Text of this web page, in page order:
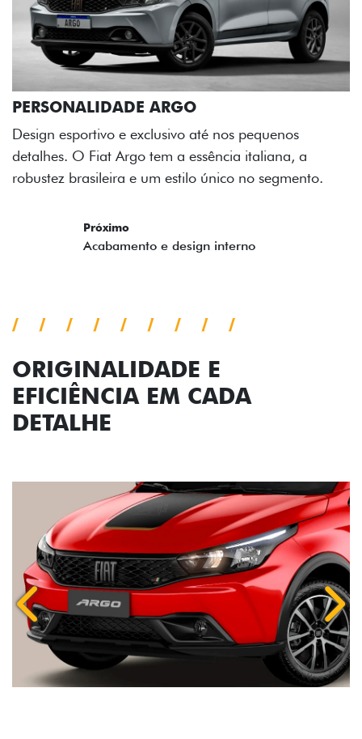
a
ORIGINALIDADE E
EFICIÊNCIA EM CADA
DETALHE
Anterior